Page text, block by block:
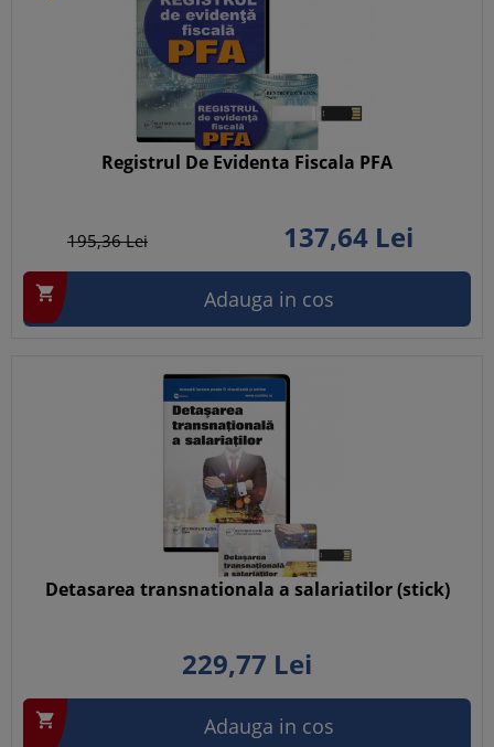
Registrul De Evidenta Fiscala PFA
195,36Lei 137,64Lei
 Adauga in cos
Detasarea transnationala a salariatilor (stick)
229,77 Lei
 Adauga in cos